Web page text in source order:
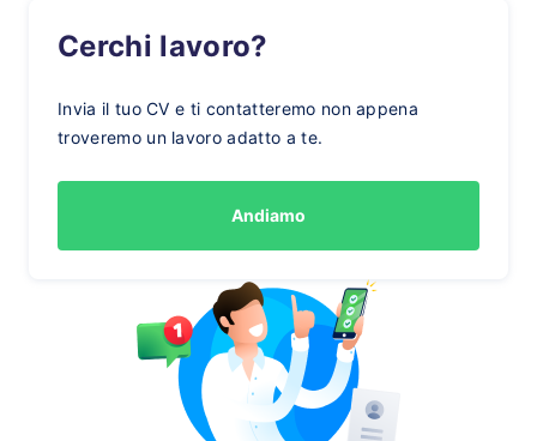
Cerchi lavoro?
Invia il tuo CV e ti contatteremo non appena
troveremo un lavoro adatto a te.
Andiamo